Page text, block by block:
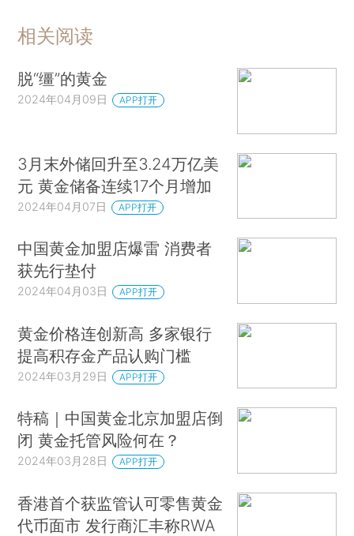
相关阅读
脱“缰”的黄金
2024年04月09日 APP打开
3月末外储回升至3.24万亿美
元 黄金储备连续17个月增加
2024年04月07日 APP打开
中国黄金加盟店爆雷 消费者
获先行垫付
2024年04月03日 APP打开
黄金价格连创新高 多家银行
提高积存金产品认购门槛
2024年03月29日 APP打开
特稿｜中国黄金北京加盟店倒
闭 黄金托管风险何在？
2024年03月28日 APP打开
香港首个获监管认可零售黄金
代币面市 发行商汇丰称RWA